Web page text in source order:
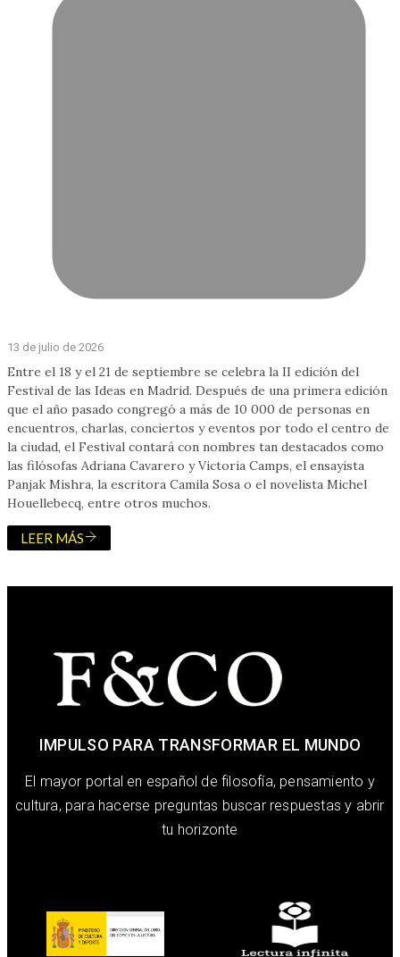
13 de julio de 2026
Entre el 18 y el 21 de septiembre se celebra la II edición del
Festival de las Ideas en Madrid. Después de una primera edición
que el año pasado congregó a más de 10 000 de personas en
encuentros, charlas, conciertos y eventos por todo el centro de
la ciudad, el Festival contará con nombres tan destacados como
las filósofas Adriana Cavarero y Victoria Camps, el ensayista
Panjak Mishra, la escritora Camila Sosa o el novelista Michel
Houellebecq, entre otros muchos.
LEER MÁS
IMPULSO PARA TRANSFORMAR EL MUNDO
El mayor portal en español de filosofía, pensamiento y
cultura, para hacerse preguntas buscar respuestas y abrir
tu horizonte